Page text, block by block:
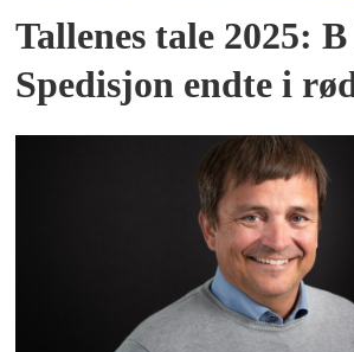
Tallenes tale 2025:
Spedisjon endte i